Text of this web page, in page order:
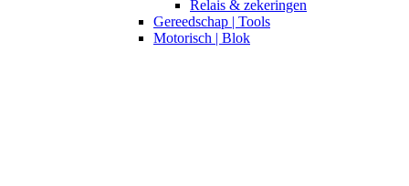
Relais & zekeringen
Gereedschap | Tools
Motorisch | Blok